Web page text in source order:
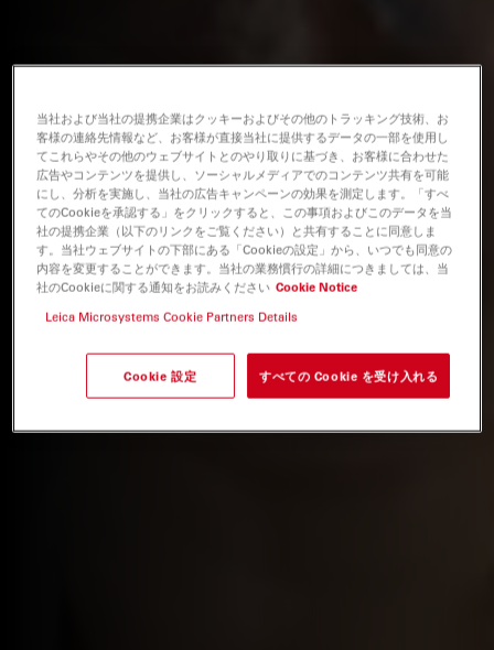
当社および当社の提携企業はクッキーおよびその他のトラッキング技術、お
客様の連絡先情報など、お客様が直接当社に提供するデータの一部を使用し
てこれらやその他のウェブサイトとのやり取りに基づき、お客様に合わせた
広告やコンテンツを提供し、ソーシャルメディアでのコンテンツ共有を可能
にし、分析を実施し、当社の広告キャンペーンの効果を測定します。「すべ
てのCookieを承認する」をクリックすると、この事項およびこのデータを当
社の提携企業（以下のリンクをご覧ください）と共有することに同意しま
す。当社ウェブサイトの下部にある「Cookieの設定」から、いつでも同意の
内容を変更することができます。当社の業務慣行の詳細につきましては、当
社のCookieに関する通知をお読みください Cookie Notice
Leica Microsystems Cookie Partners Details
Cookie 設定 すべての Cookie を受け入れる